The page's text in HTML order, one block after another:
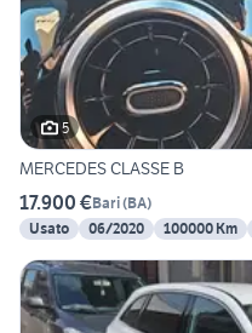
5
MERCEDES CLASSE B
17.900 €Bari(BA)
Usato
06/2020 100000 Km